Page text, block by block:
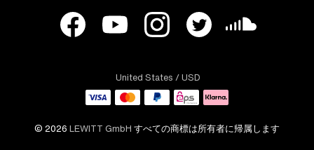
United States / USD
© 2026 LEWITT GmbH すべての商標は所有者に帰属します